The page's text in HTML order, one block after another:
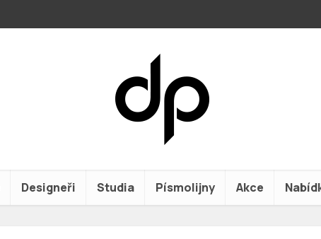
Designeři Studia Písmolijny Akce